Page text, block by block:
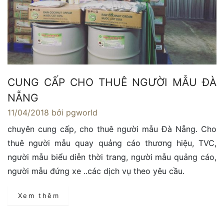
CUNG CẤP CHO THUÊ NGƯỜI MẪU ĐÀ
NẴNG
11/04/2018 bởi pgworld
chuyên cung cấp, cho thuê người mẫu Đà Nẵng. Cho
thuê người mẫu quay quảng cáo thương hiệu, TVC,
người mẫu biểu diễn thời trang, người mẫu quảng cáo,
người mẫu đứng xe ..các dịch vụ theo yêu cầu.
Xem thêm